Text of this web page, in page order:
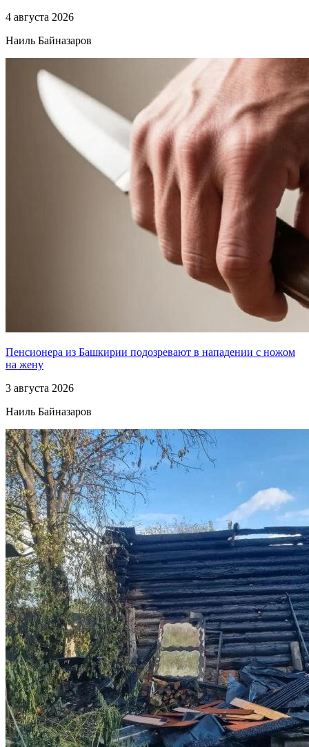
4 августа 2026
Наиль Байназаров
Пенсионера из Башкирии подозревают в нападении с ножом
на жену
3 августа 2026
Наиль Байназаров